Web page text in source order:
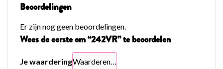
Beoordelingen
Er zijn nog geen beoordelingen.
Wees de eerste om “242VR” te beoordelen
Je waardering